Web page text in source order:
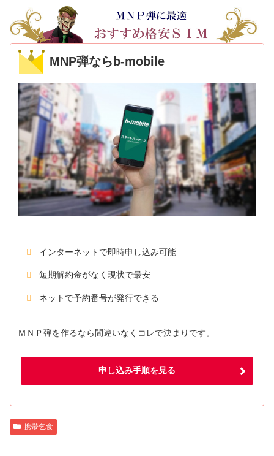
MNP弾ならb-mobile
インターネットで即時申し込み可能
短期解約金がなく現状で最安
ネットで予約番号が発行できる
ＭＮＰ弾を作るなら間違いなくコレで決まりです。
申し込み手順を見る
携帯乞食